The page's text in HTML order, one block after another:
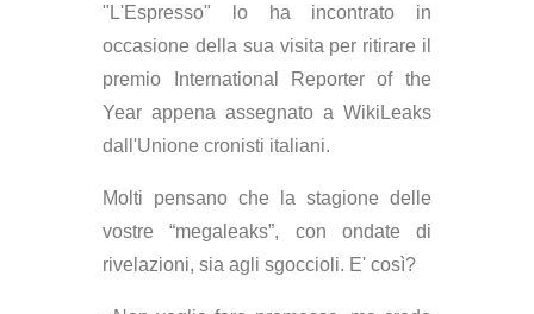
"L'Espresso" lo ha incontrato in
occasione della sua visita per ritirare il
premio International Reporter of the
Year appena assegnato a WikiLeaks
dall'Unione cronisti italiani.
Molti pensano che la stagione delle
vostre “megaleaks”, con ondate di
rivelazioni, sia agli sgoccioli. E' così?